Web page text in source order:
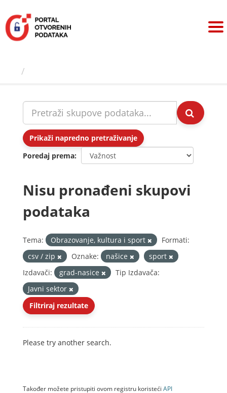
sadržaj
Prikaži napredno pretraživanje
Poredaj prema
Nisu pronađeni skupovi
podataka
Tema: Obrazovanje, kultura i sport
Formati:
csv / zip
Oznake: našice
sport
Izdavači:
grad-nasice
Tip Izdavača:
Javni sektor
Filtriraj rezultate
Please try another search.
Također možete pristupiti ovom registru koristeći API